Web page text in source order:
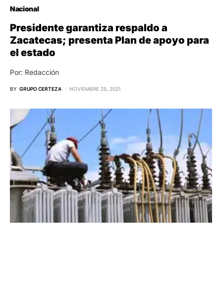
Nacional
Presidente garantiza respaldo a
Zacatecas; presenta Plan de apoyo para
el estado
Por: Redacción
BY GRUPO CERTEZA NOVIEMBRE 25, 2021